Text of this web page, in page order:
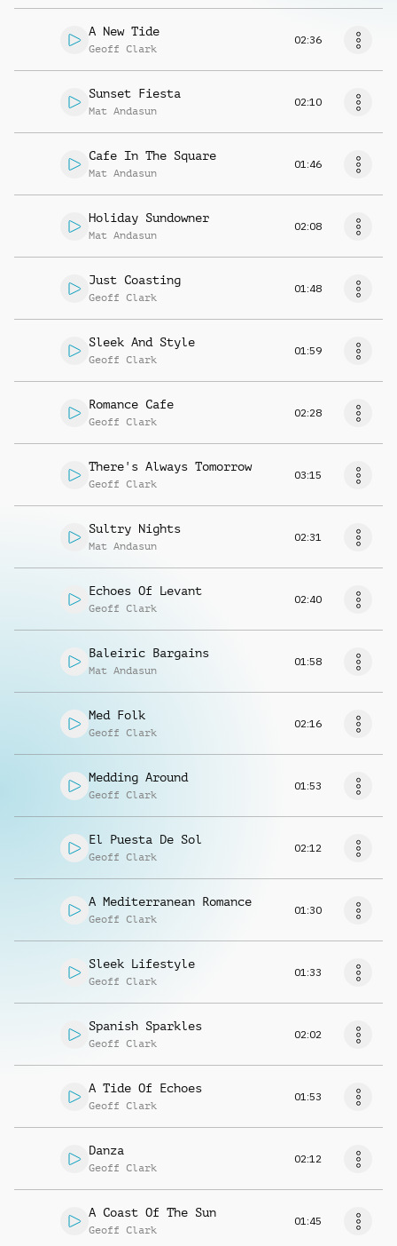
A New Tide
Geoff Clark
02:36
Sunset Fiesta
Mat Andasun
02:10
Cafe In The Square
Mat Andasun
01:46
Holiday Sundowner
Mat Andasun
02:08
Just Coasting
Geoff Clark
01:48
Sleek And Style
Geoff Clark
01:59
Romance Cafe
Geoff Clark
02:28
There's Always Tomorrow
Geoff Clark
03:15
Sultry Nights
Mat Andasun
02:31
Echoes Of Levant
Geoff Clark
02:40
Baleiric Bargains
Mat Andasun
01:58
Med Folk
Geoff Clark
02:16
Medding Around
Geoff Clark
01:53
El Puesta De Sol
Geoff Clark
02:12
A Mediterranean Romance
Geoff Clark
01:30
Sleek Lifestyle
Geoff Clark
01:33
Spanish Sparkles
Geoff Clark
02:02
A Tide Of Echoes
Geoff Clark
01:53
Danza
Geoff Clark
02:12
A Coast Of The Sun
Geoff Clark
01:45